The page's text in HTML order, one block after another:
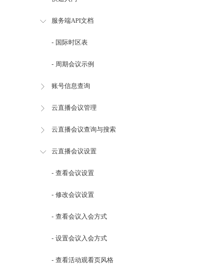
服务端API文档
- 国际时区表
- 周期会议示例
账号信息查询
云直播会议管理
云直播会议查询与搜索
云直播会议设置
- 查看会议设置
- 修改会议设置
- 查看会议入会方式
- 设置会议入会方式
- 查看活动观看页风格